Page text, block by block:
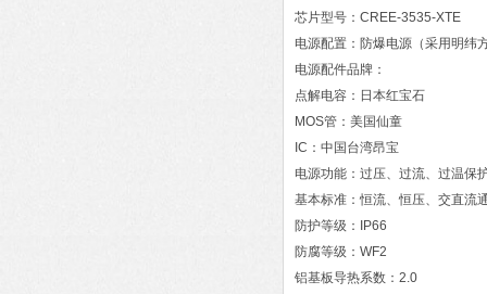
芯片型号：CREE-3535-XTE
电源配置：防爆电源（采用明纬
电源配件品牌：
点解电容：日本红宝石
MOS管：美国仙童
IC：中国台湾昂宝
电源功能：过压、过流、过温保
基本标准：恒流、恒压、交直流
防护等级：IP66
防腐等级：WF2
铝基板导热系数：2.0